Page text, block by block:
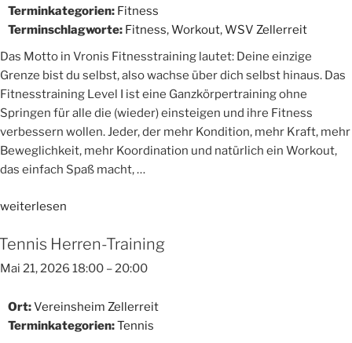
Terminkategorien: Fitness
Terminschlagworte: Fitness,Workout,WSV Zellerreit
Das Motto in Vronis Fitnesstraining lautet: Deine einzige
Grenze bist du selbst, also wachse über dich selbst hinaus. Das
Fitnesstraining Level I ist eine Ganzkörpertraining ohne
Springen für alle die (wieder) einsteigen und ihre Fitness
verbessern wollen. Jeder, der mehr Kondition, mehr Kraft, mehr
Beweglichkeit, mehr Koordination und natürlich ein Workout,
das einfach Spaß macht, …
„Fitnesstraining
I“
weiterlesen
Herren-Training
Mai 21, 2026 18:00 –20:00
Ort:Vereinsheim Zellerreit
Terminkategorien:Tennis